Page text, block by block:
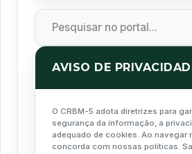
AVISO DE
O CRBM-5 adota diretrizes para
segurança da informação, a
adequado de cookies. Ao navegar
concorda com nossas políticas.